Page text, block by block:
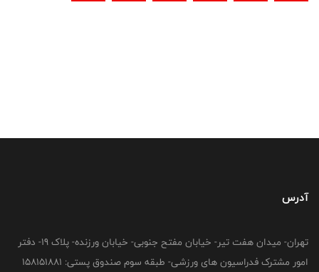
آدرس
تهران- میدان هفت تیر- خیابان مفتح جنوبی- خیابان ورزنده- پلاک 19- دفتر
امور مشترک فدراسیون های ورزشی- طبقه سوم صندوق پستی: 158151881